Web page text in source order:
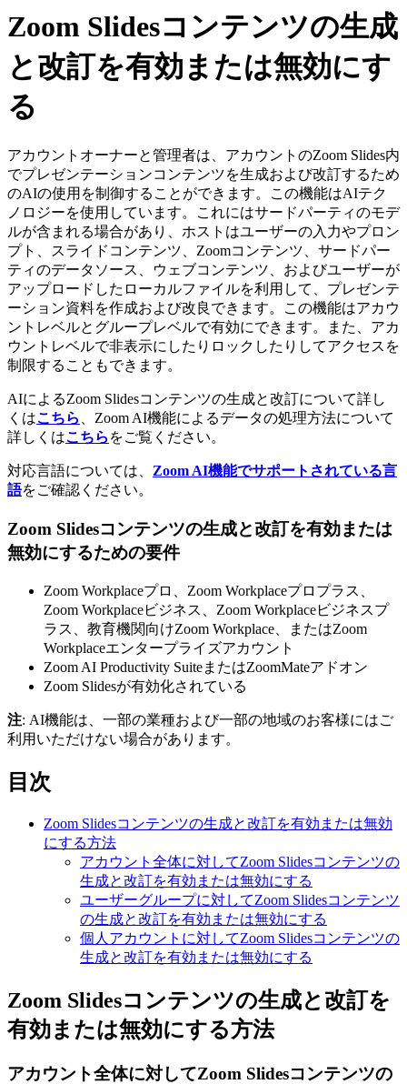
Zoom Slidesコンテンツの生成
と改訂を有効または無効にす
る
アカウントオーナーと管理者は、アカウントのZoom Slides内
でプレゼンテーションコンテンツを生成および改訂するため
のAIの使用を制御することができます。この機能はAIテク
ノロジーを使用しています。これにはサードパーティのモデ
ルが含まれる場合があり、ホストはユーザーの入力やプロン
プト、スライドコンテンツ、Zoomコンテンツ、サードパー
ティのデータソース、ウェブコンテンツ、およびユーザーが
アップロードしたローカルファイルを利用して、プレゼンテ
ーション資料を作成および改良できます。この機能はアカウ
ントレベルとグループレベルで有効にできます。また、アカ
ウントレベルで非表示にしたりロックしたりしてアクセスを
制限することもできます。
AIによるZoom Slidesコンテンツの生成と改訂について詳し
くはこちら 、Zoom AI機能によるデータの処理方法について
詳しくはこちら をご覧ください。
対応言語については、 Zoom AI機能でサポートされている言
語をご確認ください。
Zoom Slidesコンテンツの生成と改訂を有効または
無効にするための要件
Zoom Workplaceプロ、Zoom Workplaceプロプラス、
Zoom Workplaceビジネス、Zoom Workplaceビジネスプ
ラス、教育機関向けZoom Workplace、またはZoom
Workplaceエンタープライズアカウント
Zoom AI Productivity SuiteまたはZoomMateアドオン
Zoom Slidesが有効化されている
注: AI機能は、一部の業種および一部の地域のお客様にはご
利用いただけない場合があります。
目次
Zoom Slidesコンテンツの生成と改訂を有効または無効
にする方法
アカウント全体に対してZoom Slidesコンテンツの
生成と改訂を有効または無効にする
ユーザーグループに対してZoom Slidesコンテンツ
の生成と改訂を有効または無効にする
個人アカウントに対してZoom Slidesコンテンツの
生成と改訂を有効または無効にする
Zoom Slidesコンテンツの生成と改訂を
有効または無効にする方法
アカウント全体に対してZoom Slidesコンテンツの